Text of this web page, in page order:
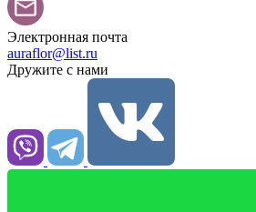
Электронная почта
auraflor@list.ru
Дружите с нами